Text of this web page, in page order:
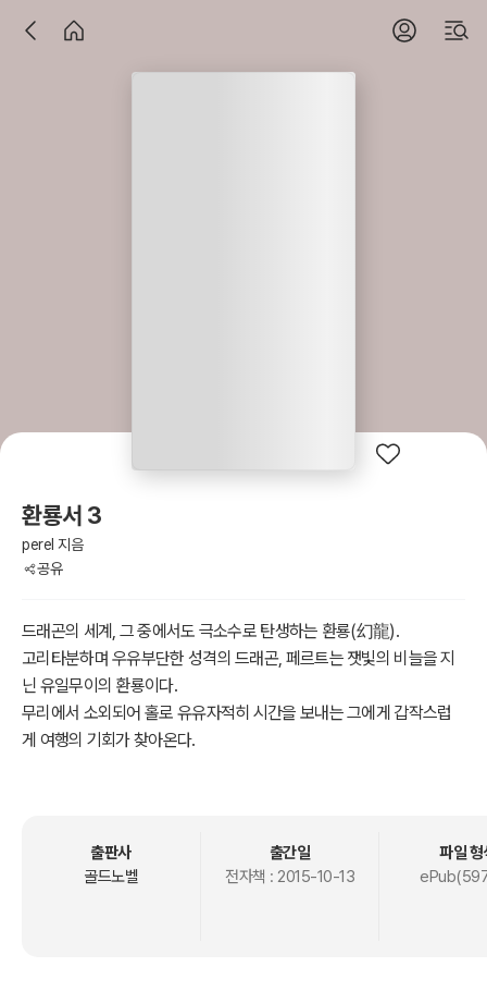
환룡서 3
perel 지음
공유
드래곤의 세계, 그 중에서도 극소수로 탄생하는 환룡(幻龍).
고리타분하며 우유부단한 성격의 드래곤, 페르트는 잿빛의 비늘을 지
닌 유일무이의 환룡이다.
무리에서 소외되어 홀로 유유자적히 시간을 보내는 그에게 갑작스럽
게 여행의 기회가 찾아온다.
그로 인해 잃게 되는 것.
“내게 얽매이지 말고 네가 옳다고 생각하는 길이라면 그대로 나아가
출판사
골드노벨
출간일
전자책 : 2015-10-13
파일 형